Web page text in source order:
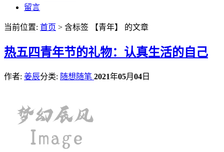
留言
当前位置: 首页 > 含标签 【青年】 的文章
热五四青年节的礼物：认真生活的自己
作者: 姜辰分类: 随想随笔 2021年05月 04 日